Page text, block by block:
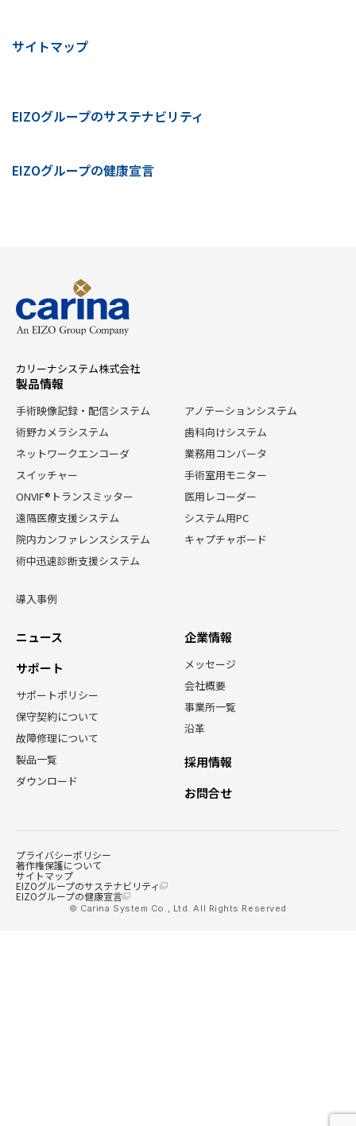
サイトマップ
EIZOグループのサステナビリティ
EIZOグループの健康宣言
カリーナシステム株式会社
製品情報
手術映像記録・配信システム
術野カメラシステム
ネットワークエンコーダ
スイッチャー
ONVIF®トランスミッター
遠隔医療支援システム
院内カンファレンスシステム
術中迅速診断支援システム
導入事例
アノテーションシステム
歯科向けシステム
業務用コンバータ
手術室用モニター
医用レコーダー
システム用PC
キャプチャボード
ニュース
サポート
サポートポリシー
保守契約について
故障修理について
製品一覧
ダウンロード
企業情報
メッセージ
会社概要
事業所一覧
沿革
採用情報
お問合せ
プライバシーポリシー
著作権保護について
サイトマップ
EIZOグループのサステナビリティ
EIZOグループの健康宣言
© Carina System Co., Ltd. All Rights Reserved